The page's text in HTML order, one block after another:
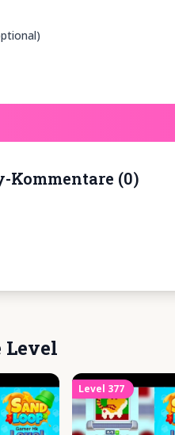
Kommentare (0)
Level 377